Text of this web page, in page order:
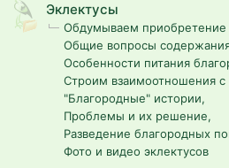
Эклектусы
Обдумываем приобретение
Общие вопросы содержания
Особенности питания
Строим взаимоотношения с
"Благородные" истории
Проблемы и их решение
Разведение благородных
Фото и видео эклектусов